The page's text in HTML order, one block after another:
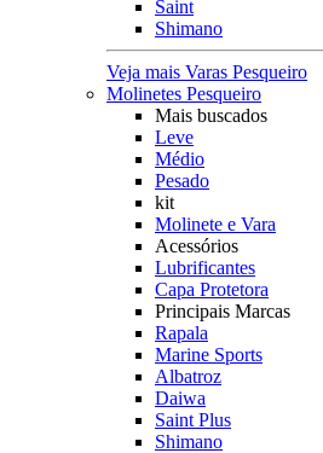
Saint
Shimano
Veja mais Varas Pesqueiro
Molinetes Pesqueiro
Mais buscados
Leve
Médio
Pesado
kit
Molinete e Vara
Acessórios
Lubrificantes
Capa Protetora
Principais Marcas
Rapala
Marine Sports
Albatroz
Daiwa
Saint Plus
Shimano